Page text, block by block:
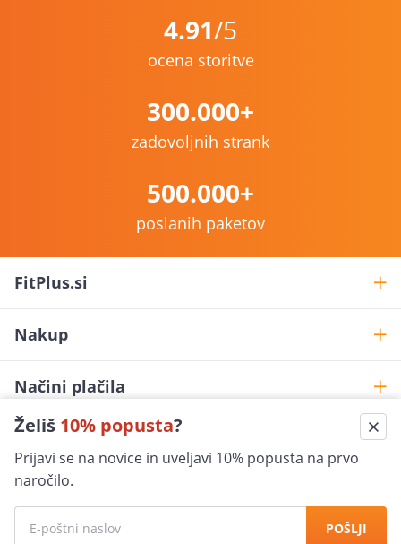
Želiš 10% popusta?
Prijavi se na novice in uveljavi 10% popusta na prvo
naročilo.
POŠLJI
4.91/5
ocena storitve
300.000+
zadovoljnih strank
500.000+
poslanih paketov
FitPlus.si
Nakup
Načini plačila
shop@fitplus.si
Varna nakupovanje